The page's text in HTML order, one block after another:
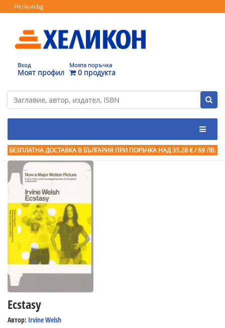
Helikon.bg
Вход
Моят профил
Моята поръчка
0 продукта
БЕЗПЛАТНА ДОСТАВКА В БЪЛГАРИЯ ПРИ ПОРЪЧКА НАД 35.28 € / 69 ЛВ.
Ecstasy
Автор: Irvine Welsh